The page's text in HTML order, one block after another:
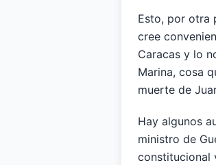
Esto, por otra
cree
Caracas y lo
Marina, cosa
muerte de
Hay algunos
ministro de
constitucional